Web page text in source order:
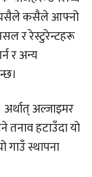
त्यसैले कसैले आफ्नो
र रेस्टुरेन्टहरू
र अन्य
अर्थात् अल्जाइमर
हटाउँदा यो
गाउँ स्थापना